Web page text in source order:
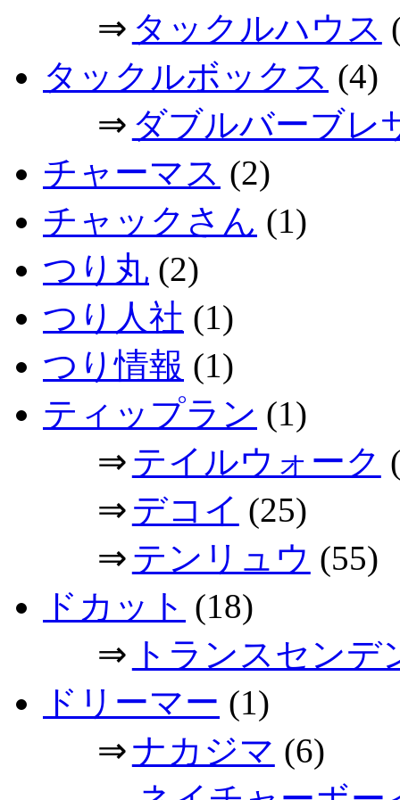
⇒ タックルハウス
タックルボックス (4)
⇒ ダブルバーブレ
チャーマス (2)
チャックさん (1)
つり丸 (2)
つり人社 (1)
つり情報 (1)
ティップラン (1)
⇒ テイルウォーク
⇒ デコイ (25)
⇒ テンリュウ (55)
ドカット (18)
⇒ トランスセンデ
ドリーマー (1)
⇒ナカジマ (6)